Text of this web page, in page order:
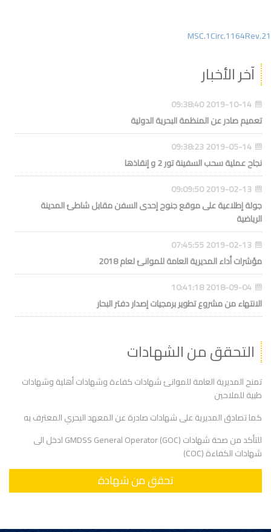
MSC.1Circ.1164Rev.21
آخر الأخبار
2019-10-14 09:38:40
تعميم صادر عن المنظمة البحرية الدولية
2019-05-14 09:38:23
نجاح عملية سحب السفينة تور 2 و إنقاذها
2019-02-13 09:09:50
جولة إطلاعية على موقع جنوح إحدى السفن مقابل شاطئ المدينة
الرياضية
2019-02-13 07:45:55
مؤشرات أداء المديرية العامة للموانئ لعام 2018
2018-09-04 10:41:18
الانتهاء من مشروع تطوير برمجيات إصدار دفتر البحار
التحقق من الشهادات
تمنح المديرية العامة للموانئ شهادات كفاءة وشهادات أهلية وشهادات
طبية للملاحين
كما تصادق المديرية على شهادات صادرة عن المعهد البحري المعترف به
للتأكد من صحة شهادات (GMDSS General Operator (GOC ادخل الى
شهادات الكفاءة (COC)
تحقق من شهادة